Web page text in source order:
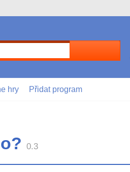
hry Přidat program
0.3